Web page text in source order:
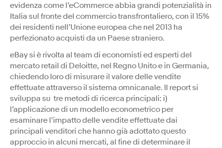
evidenza come l’eCommerce abbia grandi potenzialità in
Italia sul fronte del commercio transfrontaliero, con il 15%
dei residenti nell’Unione europea che nel 2013 ha
perfezionato acquisti da un Paese straniero.
eBay si è rivolta al team di economisti ed esperti del
mercato retail di Deloitte, nel Regno Unito e in Germania,
chiedendo loro di misurare il valore delle vendite
effettuate attraverso il sistema omnicanale. Il report si
sviluppa su tre metodi di ricerca principali: i)
l’applicazione di un modello econometrico per
esaminare l’impatto delle vendite effettuate dai
principali venditori che hanno già adottato questo
approccio in alcuni mercati, al fine di determinare il